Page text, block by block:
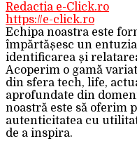
Redactia e-Click.ro
https://e-click.ro
Echipa noastra este
împărtășesc un
identificarea și
Acoperim o gamă
din sfera tech, life,
aprofundate din
noastră este să oferim
autenticitatea cu
de a inspira.